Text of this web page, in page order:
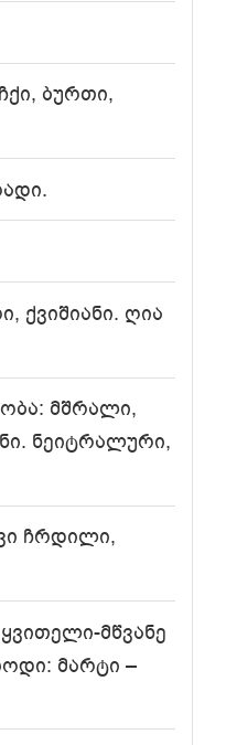
ბურთი,
ქვიშიანი. ღია
მშრალი,
ნეიტრალური,
ჩრდილი,
მწვანე
მარტი –